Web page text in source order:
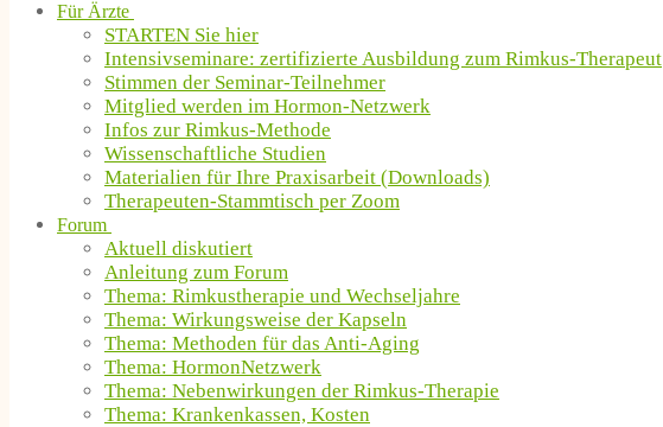
Für Ärzte
STARTEN Sie hier
Intensivseminare: zertifizierte Ausbildung zum Rimkus-Therapeut
Stimmen der Seminar-Teilnehmer
Mitglied werden im Hormon-Netzwerk
Infos zur Rimkus-Methode
Wissenschaftliche Studien
Materialien für Ihre Praxisarbeit (Downloads)
Therapeuten-Stammtisch per Zoom
Forum
Aktuell diskutiert
Anleitung zum Forum
Thema: Rimkustherapie und Wechseljahre
Thema: Wirkungsweise der Kapseln
Thema: Methoden für das Anti-Aging
Thema: HormonNetzwerk
Thema: Nebenwirkungen der Rimkus-Therapie
Thema: Krankenkassen, Kosten